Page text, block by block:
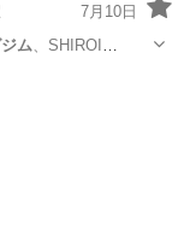
7月10日
ム 、SHIROI